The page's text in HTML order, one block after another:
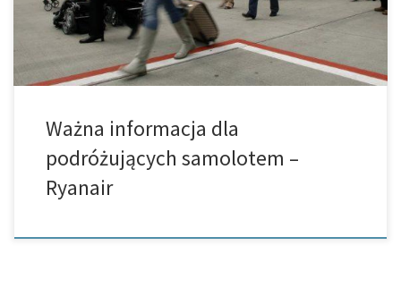
Ważna informacja dla
podróżujących samolotem –
Ryanair